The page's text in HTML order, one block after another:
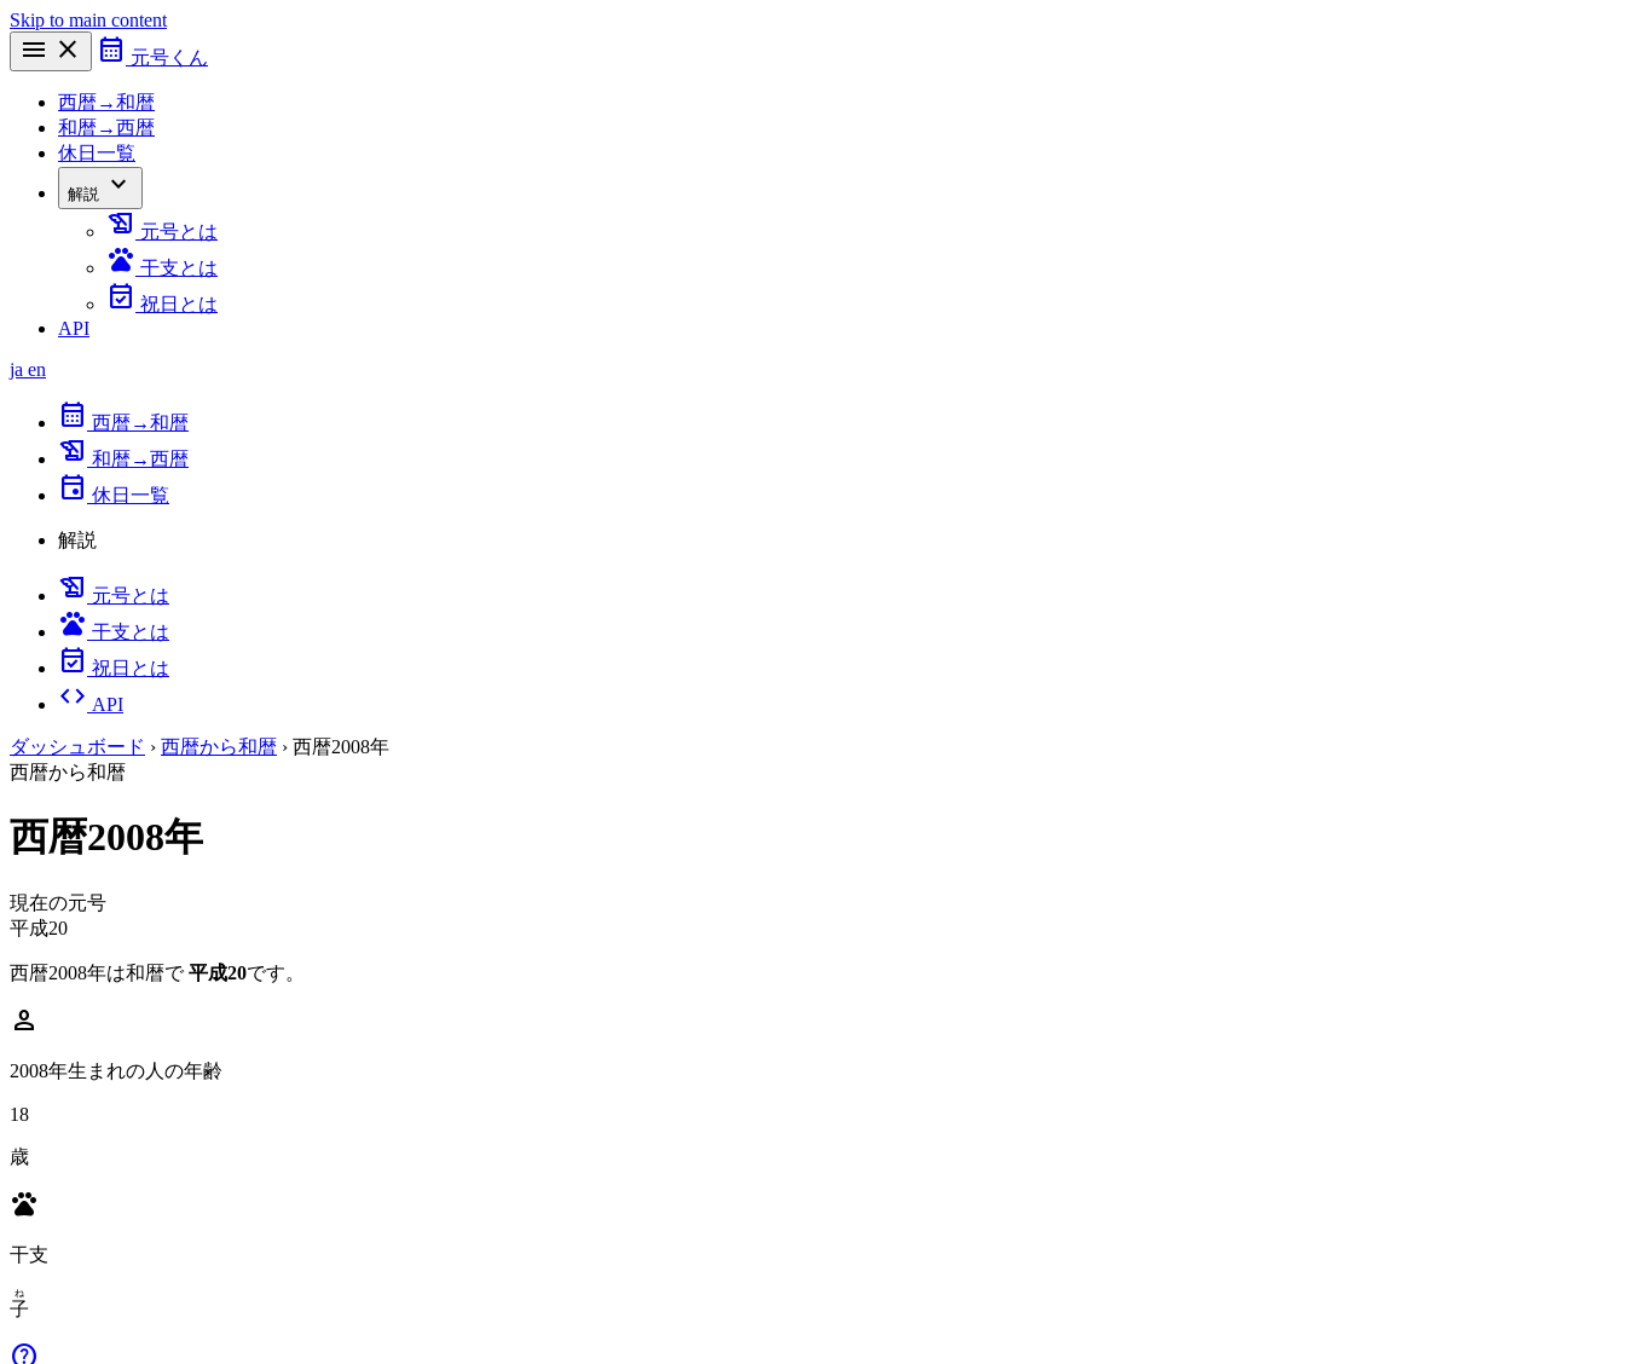
Skip to main content
menu close calendar_month 元号くん
西暦→和暦
和暦→西暦
休日一覧
解説
expand_more
history_edu 元号とは
pets 干支とは
event_available 祝日とは
API
ja en
calendar_month 西暦→和暦
history_edu 和暦→西暦
event 休日一覧
解説
history_edu 元号とは
pets 干支とは
event_available 祝日とは
code API
ダッシュボード › 西暦から和暦 › 西暦2008年
西暦から和暦
西暦2008年
現在の元号
平成20
西暦2008年は和暦で平成20です。
person
2008年生まれの人の年齢
18
歳
pets
干支
子
ね
help